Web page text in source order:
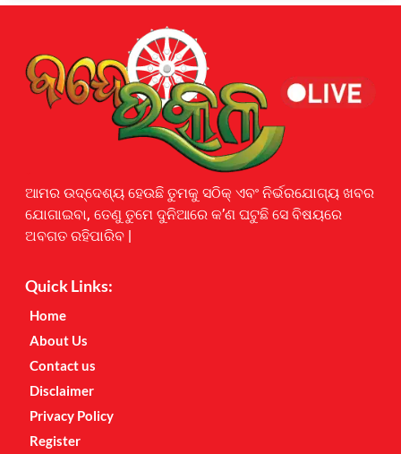
ଆମର ଉଦ୍ଦେଶ୍ୟ ହେଉଛି ତୁମକୁ ସଠିକ୍ ଏବଂ ନିର୍ଭରଯୋଗ୍ୟ ଖବର
ଯୋଗାଇବା, ତେଣୁ ତୁମେ ଦୁନିଆରେ କ’ଣ ଘଟୁଛି ସେ ବିଷୟରେ
ଅବଗତ ରହିପାରିବ |
Quick Links:
Home
About Us
Contact us
Disclaimer
Privacy Policy
Register